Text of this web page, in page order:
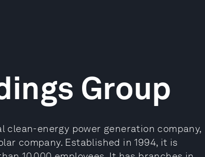
Group
clean-energy power generation company,
company. Established in 1994, it is